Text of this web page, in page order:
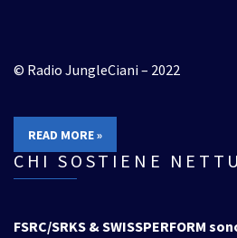
© Radio JungleCiani – 2022
READ MORE »
CHI SOSTIENE
FSRC/SRKS & SWISSPERFORM